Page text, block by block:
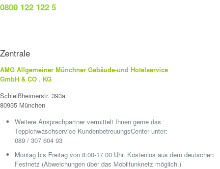
0800 122 122 5
Zentrale
AMG Allgemeiner Münchner Gebäude-und Hotelservice
GmbH & CO . KG
Schleißheimerstr. 393a
80935 München
Weitere Ansprechpartner vermittelt Ihnen gerne das
Teppichwaschservice KundenbetreuungsCenter unter:
089 / 307 604 93
Montag bis Freitag von 8:00-17:00 Uhr. Kostenlos aus dem deutschen
Festnetz (Abweichungen über das Mobilfunknetz möglich.)